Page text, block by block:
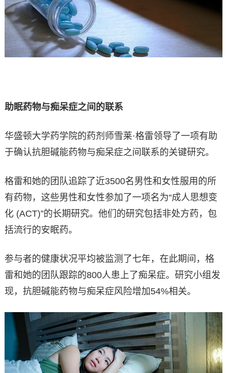
助眠药物与痴呆症之间的联系
华盛顿大学药学院的药剂师雪莱·格雷领导了一项有助
于确认抗胆碱能药物与痴呆症之间联系的关键研究。
格雷和她的团队追踪了近3500名男性和女性服用的所
有药物，这些男性和女性参加了一项名为“成人思想变
化 (ACT)”的长期研究。他们的研究包括非处方药，包
括流行的安眠药。
参与者的健康状况平均被监测了七年，在此期间，格
雷和她的团队跟踪的800人患上了痴呆症。研究小组发
现，抗胆碱能药物与痴呆症风险增加54%相关。